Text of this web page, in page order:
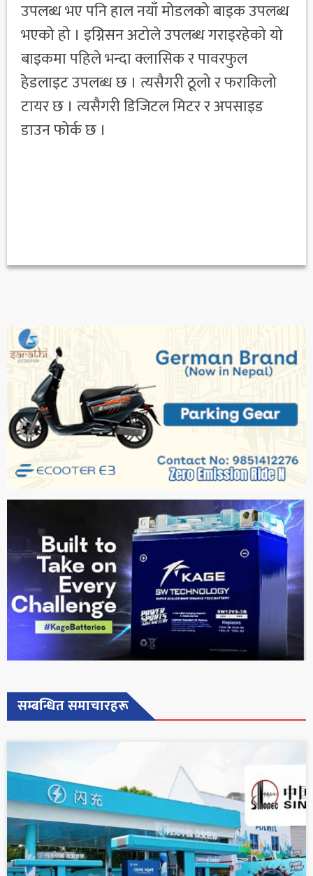
उपलब्ध भए पनि हाल नयाँ मोडलको बाइक उपलब्ध
भएको हो । इग्निसन अटोले उपलब्ध गराइरहेको यो
बाइकमा पहिले भन्दा क्लासिक र पावरफुल
हेडलाइट उपलब्ध छ । त्यसैगरी ठूलो र फराकिलो
टायर छ । त्यसैगरी डिजिटल मिटर र अपसाइड
डाउन फोर्क छ ।
सम्बन्धित समाचारहरू